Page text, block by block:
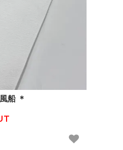
船 ＊